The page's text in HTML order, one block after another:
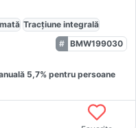
Tracțiune integrală
BMW199030
5,7% pentru persoane